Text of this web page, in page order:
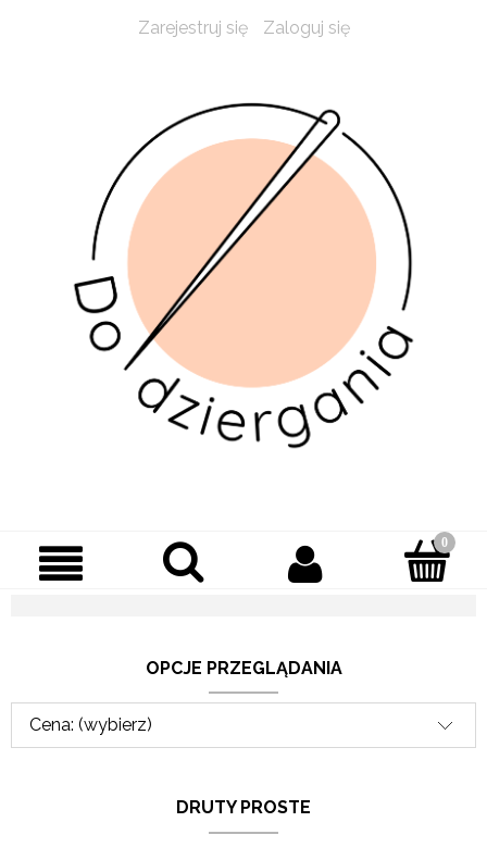
Zarejestruj się Zaloguj się
OPCJE PRZEGLĄDANIA
Cena: (wybierz)
DRUTY PROSTE